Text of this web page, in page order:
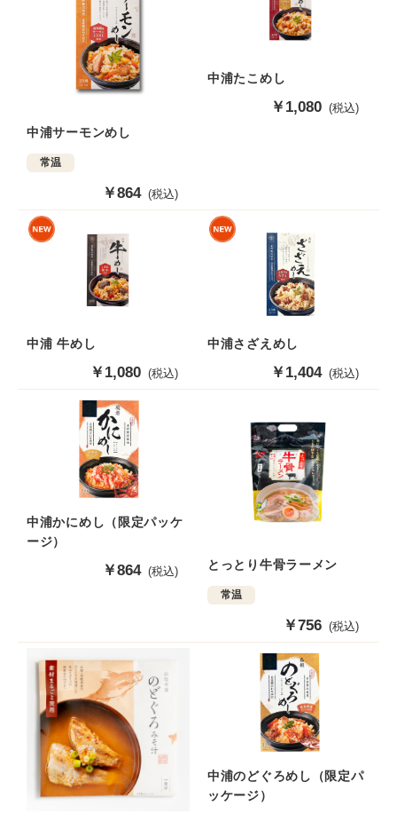
中浦サーモンめし
常温
販
売
格
￥864 (税込)
中浦たこめし
販
￥1,080 (税込)
中浦 牛めし
販
売
価
格
￥1,080 (税込)
中浦さざえめし
販
売
格
￥1,404 (税込)
中浦かにめし（限定パッケ
ージ）
販
￥864 (税込) とっとり牛骨ラーメン
常温
販
売
価
格
￥756 (税込)
中浦のどぐろめし（限定パ
ッケージ）